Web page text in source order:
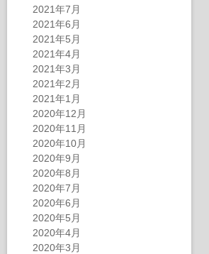
2021年7月
2021年6月
2021年5月
2021年4月
2021年3月
2021年2月
2021年1月
2020年12月
2020年11月
2020年10月
2020年9月
2020年8月
2020年7月
2020年6月
2020年5月
2020年4月
2020年3月